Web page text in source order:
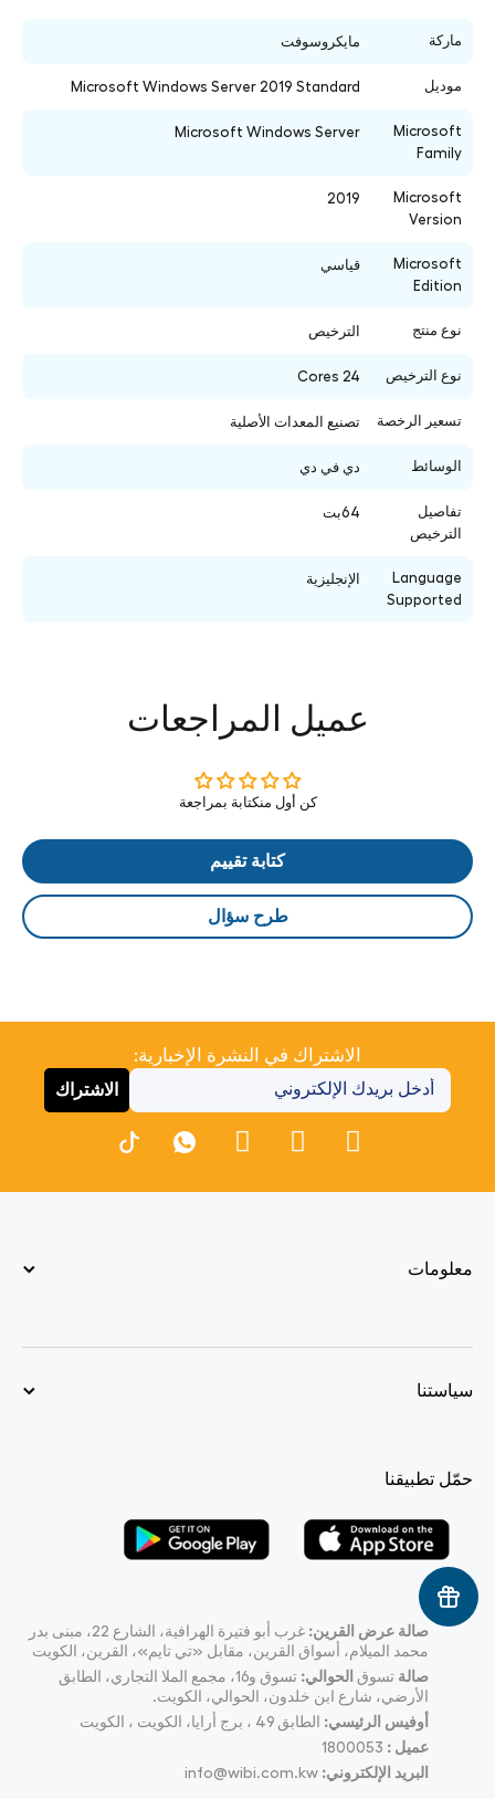
ماركة مايكروسوفت
موديل Microsoft Windows Server 2019 Standard
Microsoft
Family
Microsoft Windows Server
Microsoft
Version
2019
Microsoft
Edition
قياسي
نوع منتج الترخيص
نوع الترخيص 24 Cores
تسعير الرخصة تصنيع المعدات الأصلية
الوسائط دي في دي
تفاصيل
الترخيص
64بت
Language
Supported
الإنجليزية
عميل المراجعات
كن أول منكتابة بمراجعة
كتابة تقييم
طرح سؤال
الاشتراك في النشرة الإخبارية:
الاشتراك
معلومات
سياستنا
حمّل تطبيقنا
صالة عرض القرين:
غرب أبو فتيرة الهرافية، الشارع 22، مبنى بدر
محمد الميلام، أسواق القرين، مقابل «تي تايم»، القرين، الكويت
صالة تسوق الحوالي:
تسوق و16، مجمع الملا التجاري، الطابق
الأرضي، شارع ابن خلدون، الحوالي، الكويت.
أوفيس الرئيسي: الطابق 49 ، برج أرايا، الكويت ، الكويت
عميل : 1800053
البريد الإلكتروني: info@wibi.com.kw